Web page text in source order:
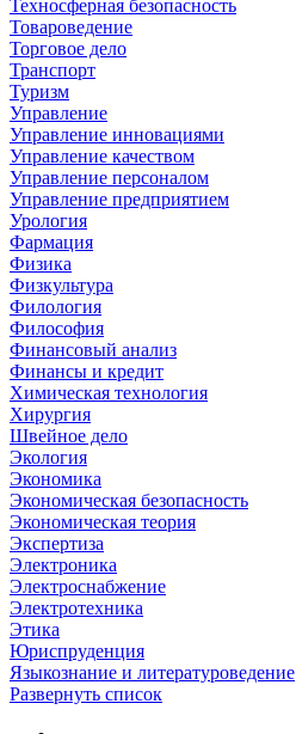
Техносферная безопасность
Товароведение
Торговое дело
Транспорт
Туризм
Управление
Управление инновациями
Управление качеством
Управление персоналом
Управление предприятием
Урология
Фармация
Физика
Физкультура
Филология
Философия
Финансовый анализ
Финансы и кредит
Химическая технология
Хирургия
Швейное дело
Экология
Экономика
Экономическая безопасность
Экономическая теория
Экспертиза
Электроника
Электроснабжение
Электротехника
Этика
Юриспруденция
Языкознание и литературоведение
Развернуть список